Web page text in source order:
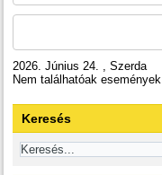
2026. Június 24. , Szerda
Nem találhatóak események
Keresés